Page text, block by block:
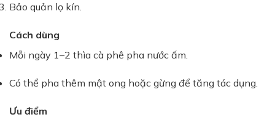
Bảo quản lọ kín.
Cách dùng
Mỗi ngày 1–2 thìa cà phê pha nước ấm.
Có thể pha thêm mật ong hoặc gừng để tăng tác dụng.
Ưu điểm